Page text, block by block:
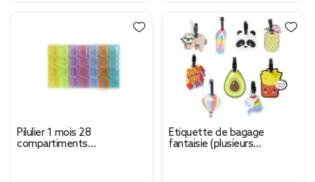
Pilulier 1 mois 28
compartiments
Étiquette de bagage
fantaisie (plusieurs